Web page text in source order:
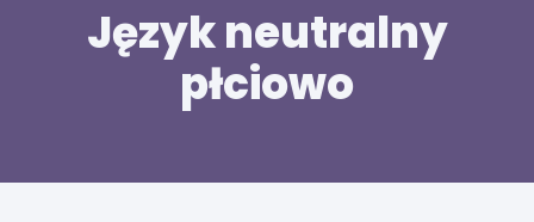
Język neutralny
płciowo